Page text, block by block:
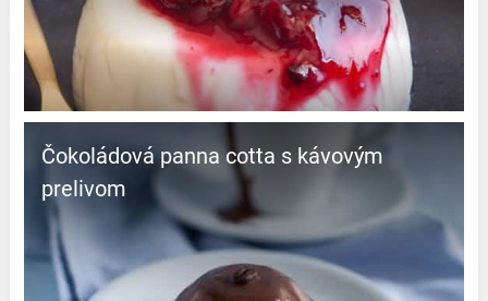
Čokoládová panna cotta s kávovým
prelivom